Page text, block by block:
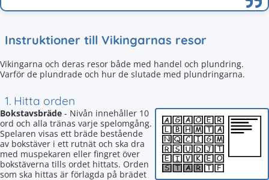
Instruktioner till Vikingarnas resor
Vikingarna och deras resor både med handel och plundring.
Varför de plundrade och hur de slutade med plundringarna.
1. Hitta orden
Bokstavsbräde - Nivån innehåller 10
ord och alla tränas varje spelomgång.
Spelaren visas ett bräde bestående
av bokstäver i ett rutnät och ska dra
med muspekaren eller fingret över
bokstäverna tills ordet hittats. Orden
som ska hittas är förlagda på brädet